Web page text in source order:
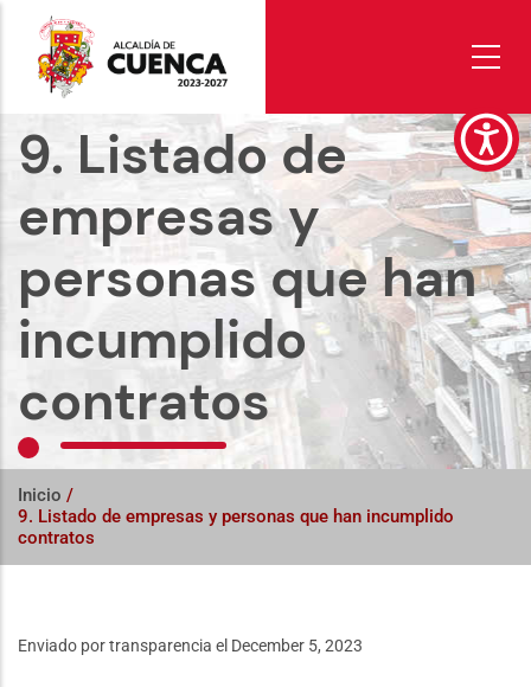
contenido
principal
9. Listado de
empresas y
personas que han
incumplido
contratos
Inicio /
9. Listado de empresas y personas que han incumplido
contratos
Enviado portransparencia el December 5, 2023